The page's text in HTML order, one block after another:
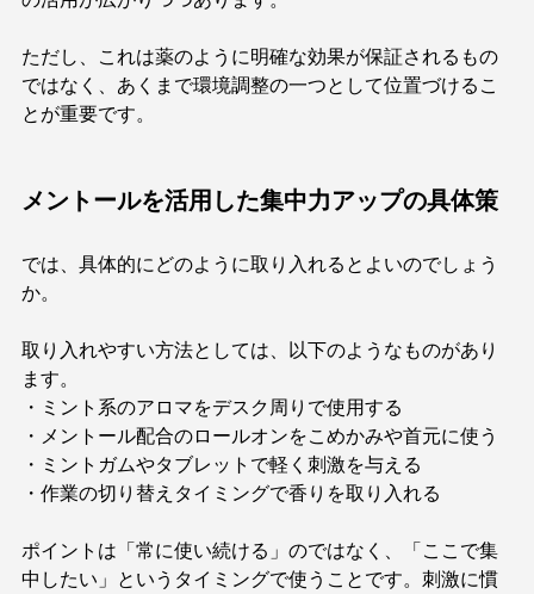
ただし、これは薬のように明確な効果が保証されるもの
ではなく、あくまで環境調整の一つとして位置づけるこ
とが重要です。
メントールを活用した集中力アップの具体策
では、具体的にどのように取り入れるとよいのでしょう
か。
取り入れやすい方法としては、以下のようなものがあり
ます。
・ミント系のアロマをデスク周りで使用する
・メントール配合のロールオンをこめかみや首元に使う
・ミントガムやタブレットで軽く刺激を与える
・作業の切り替えタイミングで香りを取り入れる
ポイントは「常に使い続ける」のではなく、「ここで集
中したい」というタイミングで使うことです。刺激に慣